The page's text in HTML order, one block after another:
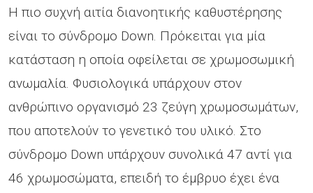
Η πιο συχνή αιτία διανοητικής καθυστέρησης
είναι το σύνδρομο Down. Πρόκειται για μία
κατάσταση η οποία οφείλεται σε χρωμοσωμική
ανωμαλία. Φυσιολογικά υπάρχουν στον
ανθρώπινο οργανισμό 23 ζεύγη χρωμοσωμάτων,
που αποτελούν το γενετικό του υλικό. Στο
σύνδρομο Down υπάρχουν συνολικά 47 αντί για
46 χρωμοσώματα, επειδή το έμβρυο έχει ένα